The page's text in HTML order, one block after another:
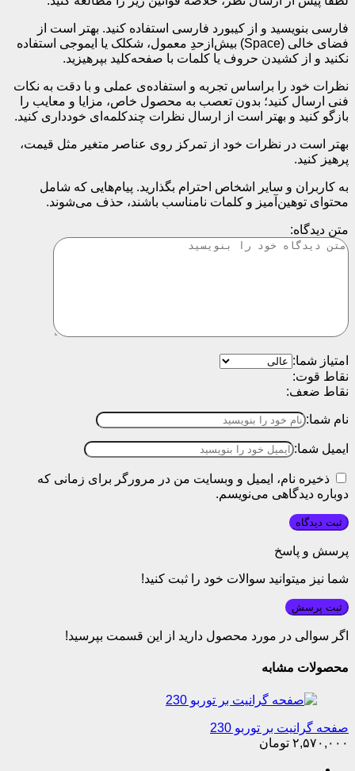
فارسی بنویسید و از کیبورد فارسی استفاده کنید. بهتر است از
فضای خالی (Space) بیش‌از‌حدِ معمول، شکلک یا ایموجی استفاده
نکنید و از کشیدن حروف یا کلمات با صفحه‌کلید بپرهیزید.
نظرات خود را براساس تجربه و استفاده‌ی عملی و با دقت به نکات
فنی ارسال کنید؛ بدون تعصب به محصول خاص، مزایا و معایب را
بازگو کنید و بهتر است از ارسال نظرات چندکلمه‌‌ای خودداری کنید.
بهتر است در نظرات خود از تمرکز روی عناصر متغیر مثل قیمت،
پرهیز کنید.
به کاربران و سایر اشخاص احترام بگذارید. پیام‌هایی که شامل
محتوای توهین‌آمیز و کلمات نامناسب باشند، حذف می‌شوند.
متن دیدگاه:
امتیاز شما:
نقاط قوت:
نقاط ضعف:
نام شما:
ایمیل شما:
ذخیره نام، ایمیل و وبسایت من در مرورگر برای زمانی که
دوباره دیدگاهی می‌نویسم.
پرسش و پاسخ
شما نیز میتوانید سوالات خود را ثبت کنید!
ثبت پرسش
اگر سوالی در مورد محصول دارید از این قسمت بپرسید!
محصولات مشابه
صفحه گرانیت بر توربو 230
۲,۵۷۰,۰۰۰ تومان